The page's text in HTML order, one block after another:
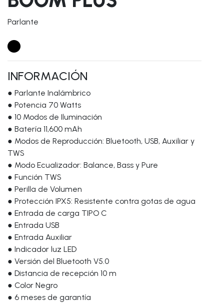
Parlante
INFORMACIÓN
● Parlante Inalámbrico
● Potencia 70 Watts
● 10 Modos de Iluminación
● Batería 11,600 mAh
● Modos de Reproducción: Bluetooth, USB, Auxiliar y
TWS
● Modo Ecualizador: Balance, Bass y Pure
● Función TWS
● Perilla de Volumen
● Protección IPX5: Resistente contra gotas de agua
● Entrada de carga TIPO C
● Entrada USB
● Entrada Auxiliar
● Indicador luz LED
● Versión del Bluetooth V5.0
● Distancia de recepción 10 m
● Color Negro
● 6 meses de garantía